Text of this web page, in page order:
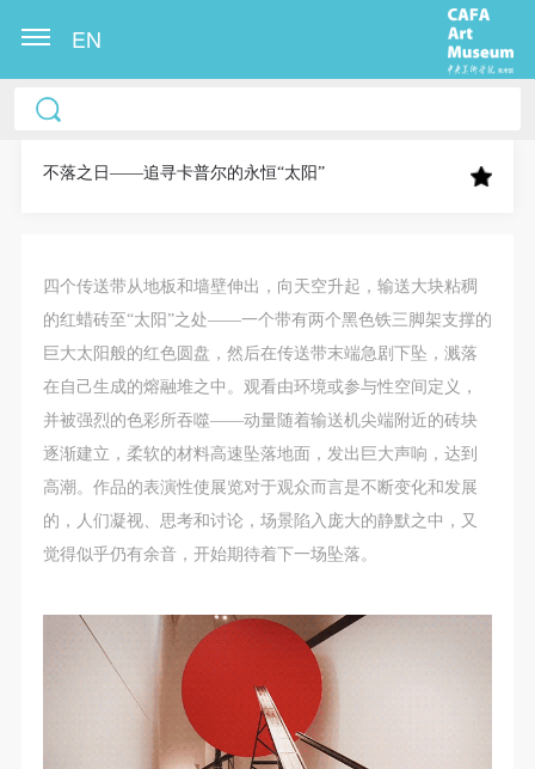
EN
不落之日——追寻卡普尔的永恒“太阳”
四个传送带从地板和墙壁伸出，向天空升起，输送大块粘稠
的红蜡砖至“太阳”之处——一个带有两个黑色铁三脚架支撑的
巨大太阳般的红色圆盘，然后在传送带末端急剧下坠，溅落
在自己生成的熔融堆之中。观看由环境或参与性空间定义，
并被强烈的色彩所吞噬——动量随着输送机尖端附近的砖块
逐渐建立，柔软的材料高速坠落地面，发出巨大声响，达到
高潮。作品的表演性使展览对于观众而言是不断变化和发展
的，人们凝视、思考和讨论，场景陷入庞大的静默之中，又
觉得似乎仍有余音，开始期待着下一场坠落。
中央美术学院美术馆出版授权协议书
称“CAFAM”），愿意将本人参与中央美术学院美术馆
果（如参与工作坊创作的作品）提交中央美术学院用
作发表、出版。中央美术学院可以以电子、网络及其
它数字媒体形式公开出版，并同意编入《中国知识资
源总库》《中央美术学院资料库》《中央美术学院美
术馆资料库》等相关资料、文献、档案机构和平台，
在中央美术学院中使用和在互联网上传播，同意按相
关“章程”规定享受相关权益。
中央美术学院美术馆活动安全免责协议书
第一条
负的原则。但活动有风险，参加者应有必要的风险意
识。
参加本次活动者必须遵守中华人民共和国的相关法
律、法规，必须遵循道德和社会公德规范，并应该具
中央美术学院美术馆出版授权协议书
称“CAFAM”），愿意将本人参与中央美术学院美术馆
果（如参与工作坊创作的作品）提交中央美术学院用
作发表、出版。中央美术学院可以以电子、网络及其
它数字媒体形式公开出版，并同意编入《中国知识资
源总库》《中央美术学院资料库》《中央美术学院美
术馆资料库》等相关资料、文献、档案机构和平台，
在中央美术学院中使用和在互联网上传播，同意按相
关“章程”规定享受相关权益。
中央美术学院美术馆活动安全免责协议书
第一条
负的原则。但活动有风险，参加者应有必要的风险意
识。
参加本次活动者必须遵守中华人民共和国的相关法
律、法规，必须遵循道德和社会公德规范，并应该具
中央美术学院美术馆出版授权协议书
称“CAFAM”），愿意将本人参与中央美术学院美术馆
果（如参与工作坊创作的作品）提交中央美术学院用
作发表、出版。中央美术学院可以以电子、网络及其
它数字媒体形式公开出版，并同意编入《中国知识资
源总库》《中央美术学院资料库》《中央美术学院美
术馆资料库》等相关资料、文献、档案机构和平台，
在中央美术学院中使用和在互联网上传播，同意按相
关“章程”规定享受相关权益。
中央美术学院美术馆活动安全免责协议书
第一条
负的原则。但活动有风险，参加者应有必要的风险意
识。
参加本次活动者必须遵守中华人民共和国的相关法
律、法规，必须遵循道德和社会公德规范，并应该具